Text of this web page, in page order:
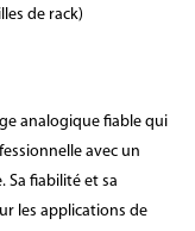
de rack)
analogique fiable qui
avec un
Sa fiabilité et sa
les applications de